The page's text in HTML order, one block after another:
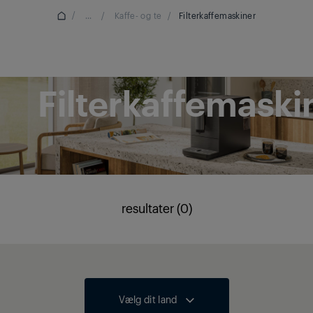
/ ... / Kaffe- og te / Filterkaffemaskiner
resultater (0)
Vælg dit land